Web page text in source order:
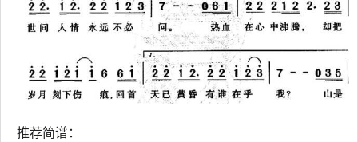
推荐简谱：